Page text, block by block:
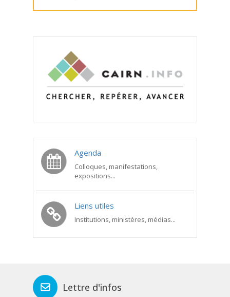
Agenda
Colloques, manifestations,
expositions...
Liens utiles
Institutions, ministères, médias...
Lettre d'infos